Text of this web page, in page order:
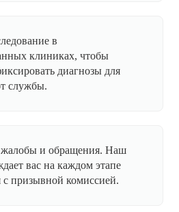
в
клиниках, чтобы
диагнозы для
службы.
жалобы и обращения. Наш
вас на каждом этапе
с призывной комиссией.